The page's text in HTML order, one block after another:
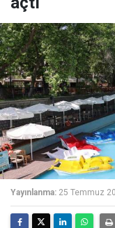
Yayınlanma: 25 Temmuz